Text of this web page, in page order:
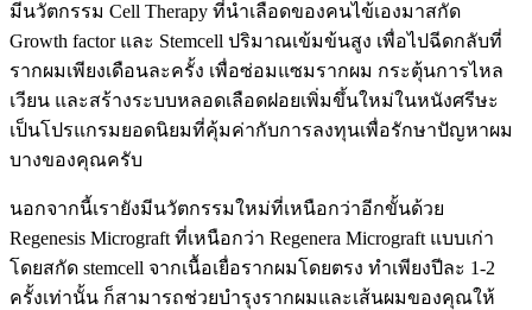
มีนวัตกรรม Cell Therapy ที่นำเลือดของคนไข้เองมาสกัด
Growth factor และ Stemcell ปริมาณเข้มข้นสูง เพื่อไปฉีดกลับที่
รากผมเพียงเดือนละครั้ง เพื่อซ่อมแซมรากผม กระตุ้นการไหล
เวียน และสร้างระบบหลอดเลือดฝอยเพิ่มขึ้นใหม่ในหนังศรีษะ
เป็นโปรแกรมยอดนิยมที่คุ้มค่ากับการลงทุนเพื่อรักษาปัญหาผม
บางของคุณครับ
นอกจากนี้เรายังมีนวัตกรรมใหม่ที่เหนือกว่าอีกขั้นด้วย
Regenesis Micrograft ที่เหนือกว่า Regenera Micrograft แบบเก่า
โดยสกัด stemcell จากเนื้อเยื่อรากผมโดยตรง ทำเพียงปีละ 1-2
ครั้งเท่านั้น ก็สามารถช่วยบำรุงรากผมและเส้นผมของคุณให้